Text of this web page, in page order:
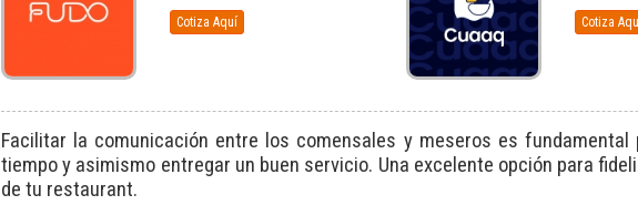
Cotiza Aquí Cotiza
Facilitar la comunicación entre los comensales y meseros es fundamental
tiempo y asimismo entregar un buen servicio. Una excelente opción para
de tu restaurant.